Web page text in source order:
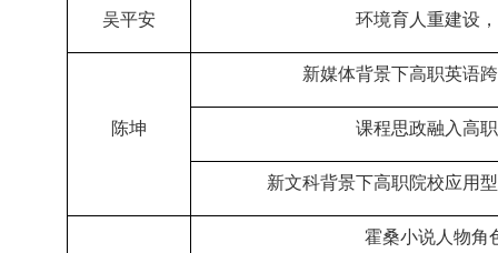
吴平安 环境育人重建设
陈坤
新媒体背景下高职英语
课程思政融入高
新文科背景下高职院校应用
霍桑小说人物角